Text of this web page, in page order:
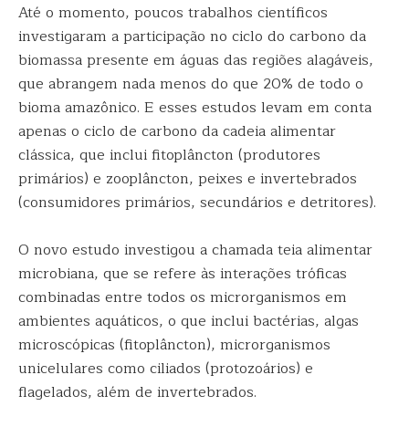
Até o momento, poucos trabalhos científicos
investigaram a participação no ciclo do carbono da
biomassa presente em águas das regiões alagáveis,
que abrangem nada menos do que 20% de todo o
bioma amazônico. E esses estudos levam em conta
apenas o ciclo de carbono da cadeia alimentar
clássica, que inclui fitoplâncton (produtores
primários) e zooplâncton, peixes e invertebrados
(consumidores primários, secundários e detritores).
O novo estudo investigou a chamada teia alimentar
microbiana, que se refere às interações tróficas
combinadas entre todos os microrganismos em
ambientes aquáticos, o que inclui bactérias, algas
microscópicas (fitoplâncton), microrganismos
unicelulares como ciliados (protozoários) e
flagelados, além de invertebrados.